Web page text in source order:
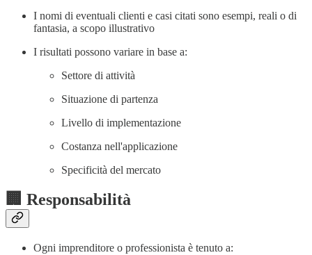
I nomi di eventuali clienti e casi citati sono esempi, reali o di
fantasia, a scopo illustrativo
I risultati possono variare in base a:
Settore di attività
Situazione di partenza
Livello di implementazione
Costanza nell'applicazione
Specificità del mercato
🏢 Responsabilità
Ogni imprenditore o professionista è tenuto a: